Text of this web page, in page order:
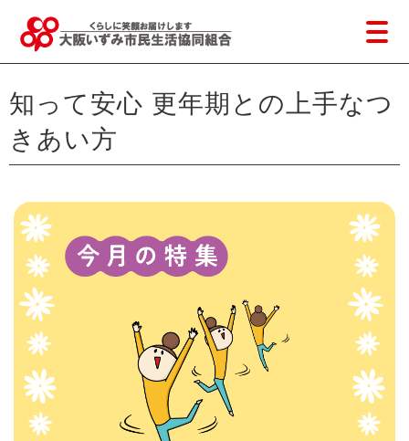
知って安心 更年期との上手なつ
きあい方